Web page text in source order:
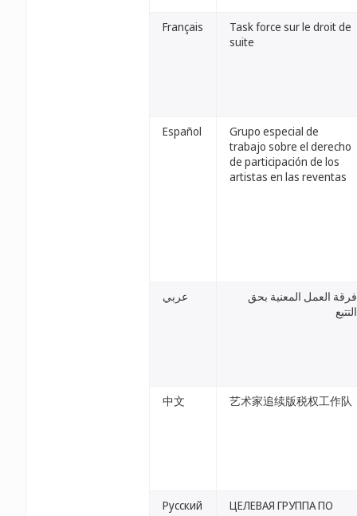
Français
Task force sur le droit de
suite
Español
Grupo especial de
trabajo sobre el derecho
de participación de los
artistas en las reventas
عربي
فرقة العمل المعنية بحق
التتبع
中文 艺术家追续版税权工作队
Русский
ЦЕЛЕВАЯ ГРУППА ПО